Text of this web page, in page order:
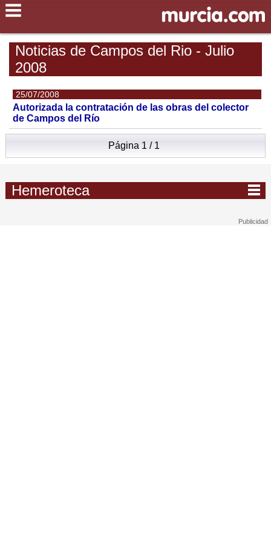
Noticias de Campos del Rio - Julio
2008
25/07/2008
Autorizada la contratación de las obras del colector
de Campos del Río
Página 1 / 1
Hemeroteca